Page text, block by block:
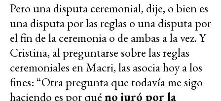
Pero una disputa ceremonial, dije, o bien es
una disputa por las reglas o una disputa por
el fin de la ceremonia o de ambas a la vez. Y
Cristina, al preguntarse sobre las reglas
ceremoniales en Macri, las asocia hoy a los
fines: “Otra pregunta que todavía me sigo
haciendo es por quéno juró por la